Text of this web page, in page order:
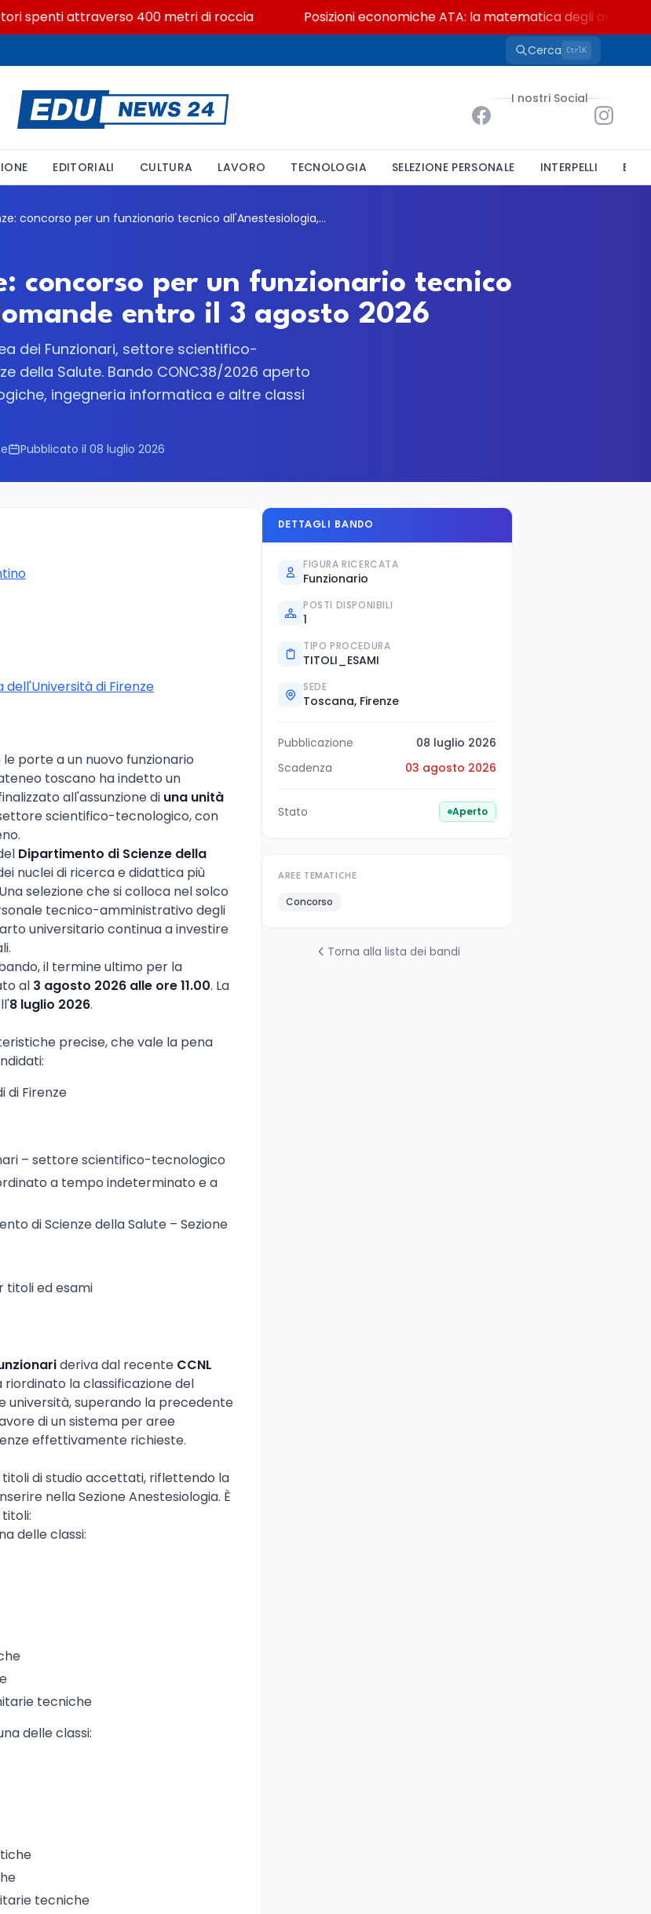
attraverso 400 metri di roccia Posizioni economiche ATA: la matematica degli arretrati fino
Cerca CtrlK
I nostri Social
EDITORIALI CULTURA LAVORO TECNOLOGIA SELEZIONE PERSONALE INTERPELLI
Università di Firenze: concorso per un funzionario tecnico all'Anestesiologia, domande entro il 3 agosto 2026
concorso per un funzionario tecnico
entro il 3 agosto 2026
dei Funzionari, settore scientifico-
della Salute. Bando CONC38/2026 aperto
ingegneria informatica e altre classi
Pubblicato il 08 luglio 2026
dell'Università di Firenze
porte a un nuovo funzionario
toscano ha indetto un
all'assunzione di una unità
scientifico-tecnologico, con
Dipartimento di Scienze della
nuclei di ricerca e didattica più
selezione che si colloca nel solco
tecnico-amministrativo degli
universitario continua a investire
il termine ultimo per la
al 3 agosto 2026 alle ore 11.00. La
8 luglio 2026.
precise, che vale la pena
di Firenze
– settore scientifico-tecnologico
a tempo indeterminato e a
di Scienze della Salute – Sezione
titoli ed esami
deriva dal recente CCNL
riordinato la classificazione del
superando la precedente
di un sistema per aree
effettivamente richieste.
titoli di studio accettati, riflettendo la
nella Sezione Anestesiologia. È
delle classi:
tecniche
delle classi:
tecniche
DETTAGLI BANDO
FIGURA RICERCATA
Funzionario
POSTI DISPONIBILI
1
TIPO PROCEDURA
TITOLI_ESAMI
SEDE
Toscana, Firenze
Pubblicazione
08 luglio 2026
Scadenza
03 agosto 2026
Stato Aperto
AREE TEMATICHE
Concorso
Torna alla lista dei bandi